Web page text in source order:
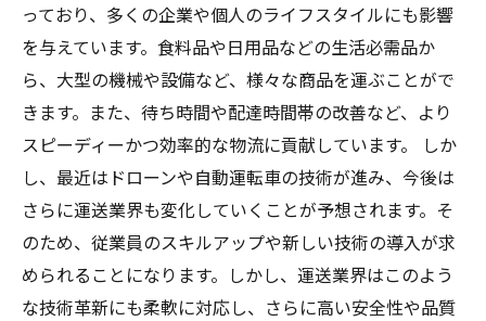
っており、多くの企業や個人のライフスタイルにも影響
を与えています。食料品や日用品などの生活必需品か
ら、大型の機械や設備など、様々な商品を運ぶことがで
きます。また、待ち時間や配達時間帯の改善など、より
スピーディーかつ効率的な物流に貢献しています。 しか
し、最近はドローンや自動運転車の技術が進み、今後は
さらに運送業界も変化していくことが予想されます。そ
のため、従業員のスキルアップや新しい技術の導入が求
められることになります。しかし、運送業界はこのよう
な技術革新にも柔軟に対応し、さらに高い安全性や品質